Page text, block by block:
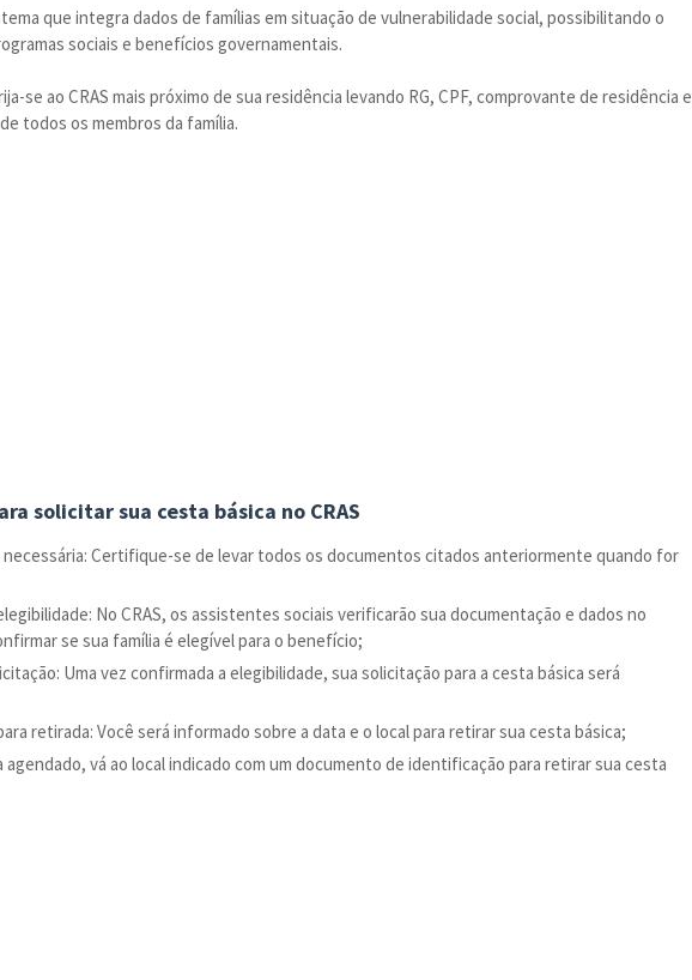
que integra dados de famílias em situação de vulnerabilidade social, possibilitando o
sociais e benefícios governamentais.
se ao CRAS mais próximo de sua residência levando RG, CPF, comprovante de residência e
todos os membros da família.
solicitar sua cesta básica no CRAS
Certifique-se de levar todos os documentos citados anteriormente quando for
No CRAS, os assistentes sociais verificarão sua documentação e dados no
se sua família é elegível para o benefício;
Uma vez confirmada a elegibilidade, sua solicitação para a cesta básica será
retirada: Você será informado sobre a data e o local para retirar sua cesta básica;
agendado, vá ao local indicado com um documento de identificação para retirar sua cesta